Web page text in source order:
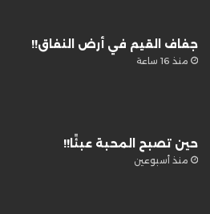
جفاف القيم في أرض النفاق!!
منذ 16 ساعة
حين تصبح المحبة عبئًا!!
منذ أسبوعين